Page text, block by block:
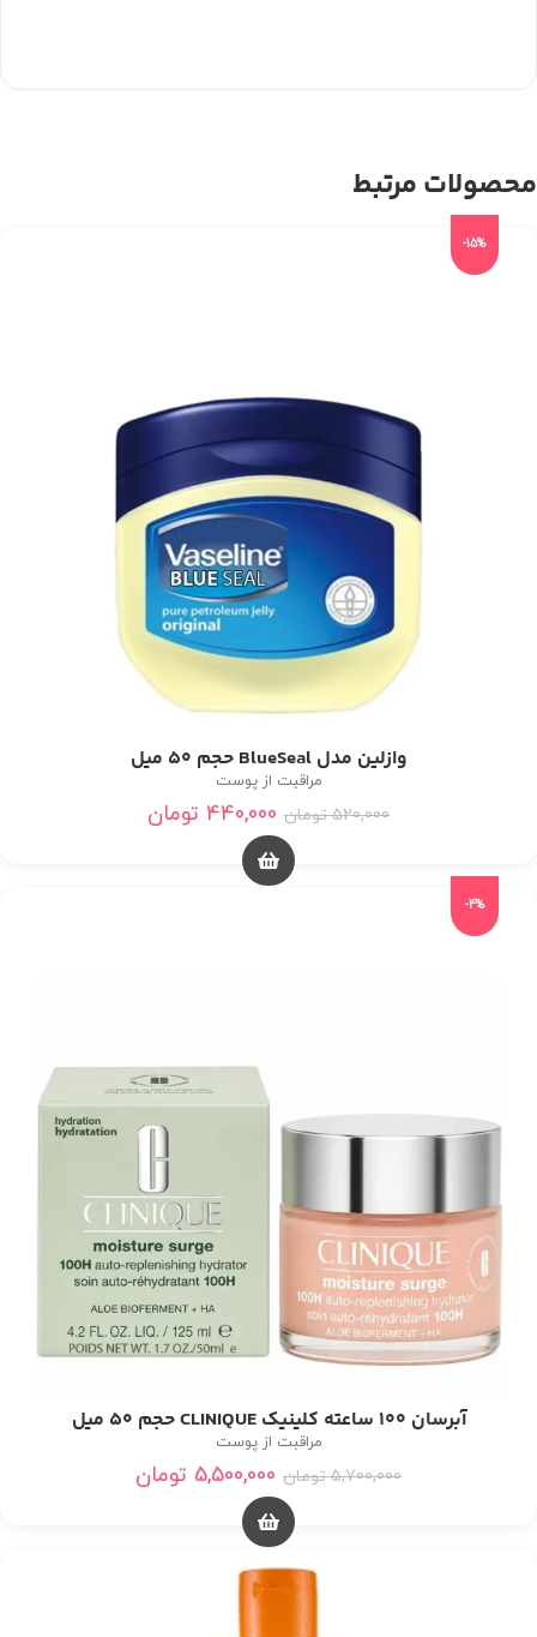
محصولات مرتبط
-15%
وازلین مدل BlueSeal حجم 50 میل
مراقبت از پوست
520,000 تومان 440,000 تومان
-4%
آبرسان 100 ساعته کلینیک CLINIQUE حجم 50 میل
مراقبت از پوست
5,700,000 تومان 5,500,000 تومان